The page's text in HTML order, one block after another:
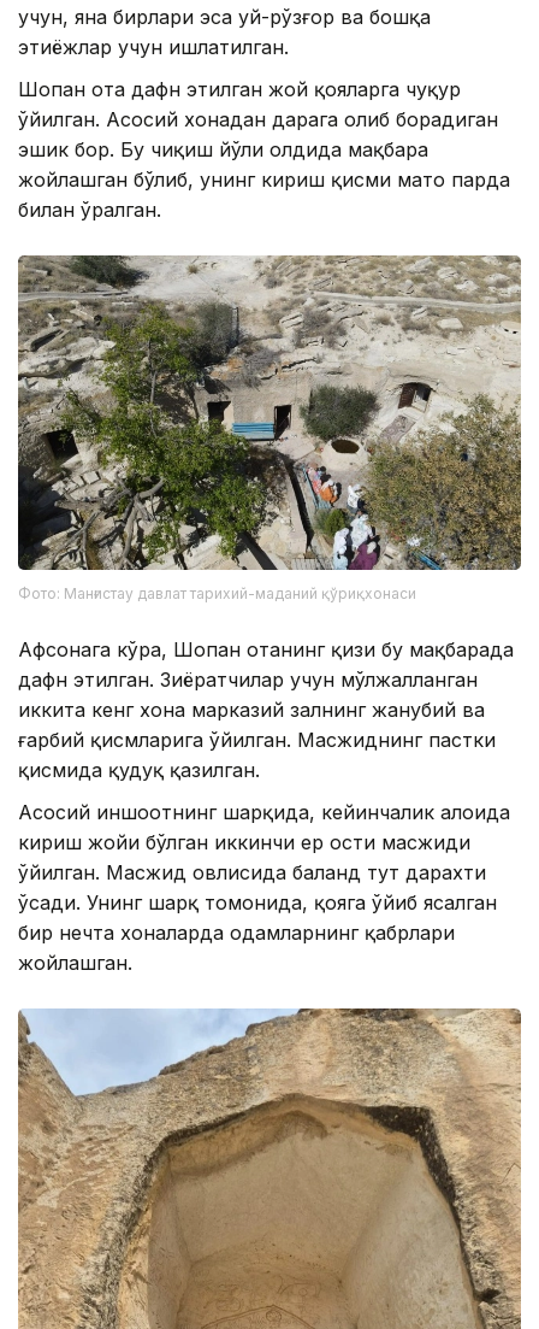
учун, яна бирлари эса уй-рўзғор ва бошқа
эҳтиёжлар учун ишлатилган.
Шопан ота дафн этилган жой қояларга чуқур
ўйилган. Асосий хонадан дарага олиб борадиган
эшик бор. Бу чиқиш йўли олдида мақбара
жойлашган бўлиб, унинг кириш қисми мато парда
билан ўралган.
Фото: Манғистау давлат тарихий-маданий қўриқхонаси
Афсонага кўра, Шопан отанинг қизи бу мақбарада
дафн этилган. Зиёратчилар учун мўлжалланган
иккита кенг хона марказий залнинг жанубий ва
ғарбий қисмларига ўйилган. Масжиднинг пастки
қисмида қудуқ қазилган.
Асосий иншоотнинг шарқида, кейинчалик алоҳида
кириш жойи бўлган иккинчи ер ости масжиди
ўйилган. Масжид ҳовлисида баланд тут дарахти
ўсади. Унинг шарқ томонида, қояга ўйиб ясалган
бир нечта хоналарда одамларнинг қабрлари
жойлашган.